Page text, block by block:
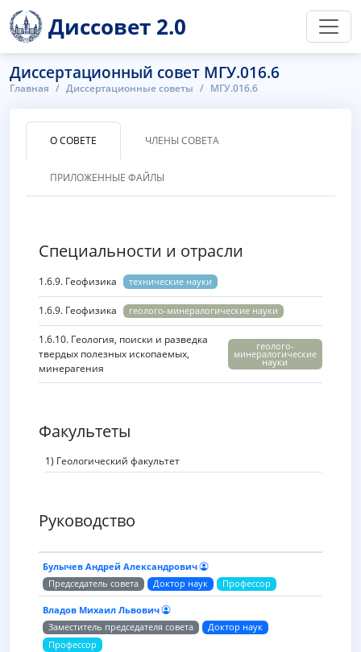
Диссовет 2.0
Диссертационный совет МГУ.016.6
Главная Диссертационные советы МГУ.016.6
О СОВЕТЕ ЧЛЕНЫ СОВЕТА
ПРИЛОЖЕННЫЕ ФАЙЛЫ
Специальности и отрасли
1.6.9. Геофизика технические науки
1.6.9. Геофизика геолого-минералогические науки
1.6.10. Геология, поиски и разведка
твердых полезных ископаемых,
минерагения
геолого-
минералогические
науки
Факультеты
1) Геологический факультет
Руководство
Булычев Андрей Александрович
Председатель совета
Доктор наук Профессор
Владов Михаил Львович
Заместитель председателя совета
Доктор наук
Профессор